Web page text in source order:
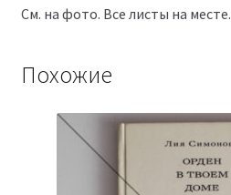
См. на фото. Все листы на месте.
Похожие